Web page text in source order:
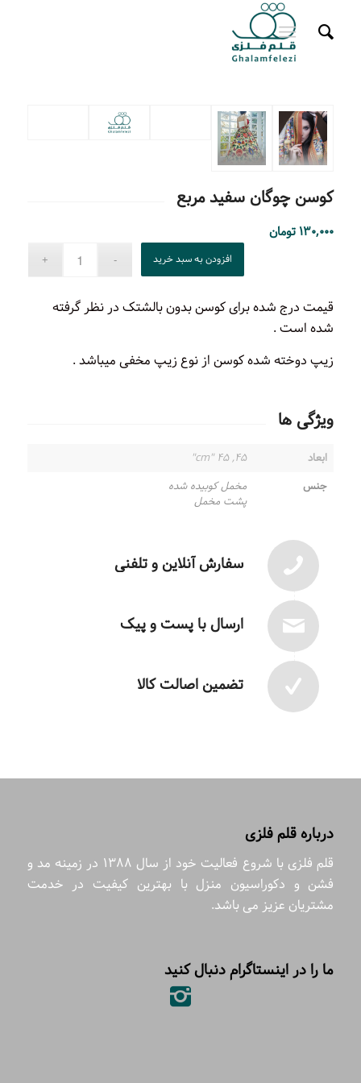
کوسن چوگان سفید مربع
۱۳۰,۰۰۰ تومان
افزودن به سبد خرید
قیمت درج شده برای کوسن بدون بالشتک در نظر گرفته
شده است .
زیپ دوخته شده کوسن از نوع زیپ مخفی میباشد .
ویژگی ها
ابعاد
۴۵, ۴۵ "cm"
جنس
مخمل کوبیده شده
پشت مخمل
سفارش آنلاین و تلفنی
ارسال با پست و پیک
تضمین اصالت کالا
درباره قلم فلزی
قلم فلزی با شروع فعالیت خود از سال 1388 در زمینه مد و
فشن و دکوراسیون منزل با بهترین کیفیت در خدمت
مشتریان عزیز می باشد.
ما را در اینستاگرام دنبال کنید